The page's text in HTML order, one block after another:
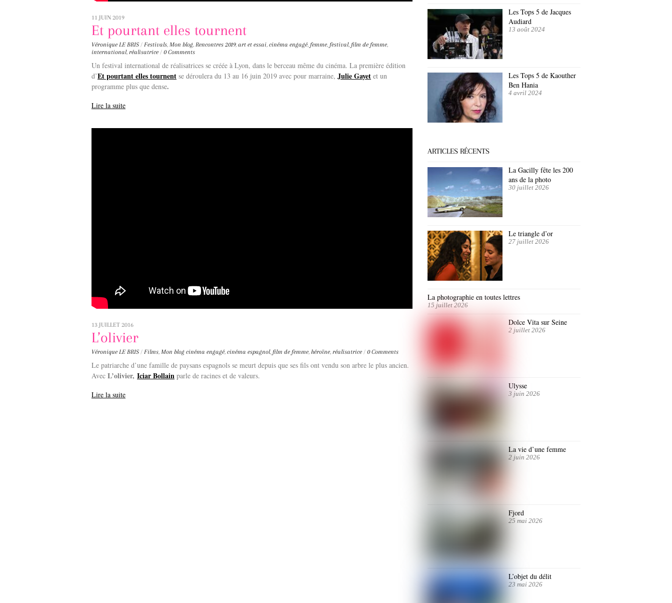
11 JUIN 2019
Et pourtant elles tournent
Véronique LE BRIS / Festivals, Mon blog, Rencontres 2019, art et essai, cinéma engagé, femme, festival, film de femme,
international, réalisatrice / 0 Comments
Un festival international de réalisatrices se créée à Lyon, dans le berceau même du cinéma. La première édition
d’Et pourtant elles tournent se déroulera du 13 au 16 juin 2019 avec pour marraine, Julie Gayet et un
programme plus que dense.
Lire la suite
13 JUILLET 2016
L’olivier
Véronique LE BRIS / Films, Mon blog cinéma engagé, cinéma espagnol, film de femme, héroïne, réalisatrice / 0 Comments
Le patriarche d’une famille de paysans espagnols se meurt depuis que ses fils ont vendu son arbre le plus ancien.
Avec L’olivier, Iciar Bollain parle de racines et de valeurs.
Lire la suite
Les Tops 5 de Jacques
Audiard
13 août 2024
Les Tops 5 de Kaouther
Ben Hania
4 avril 2024
ARTICLES RÉCENTS
La Gacilly fête les 200
ans de la photo
30 juillet 2026
Le triangle d’or
27 juillet 2026
La photographie en toutes lettres
15 juillet 2026
Dolce Vita sur Seine
2 juillet 2026
Ulysse
3 juin 2026
La vie d’une femme
2 juin 2026
Fjord
25 mai 2026
L’objet du délit
23 mai 2026